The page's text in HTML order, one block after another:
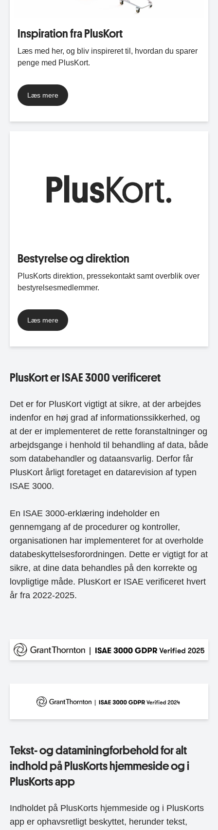
Inspiration fra PlusKort
Læs med her, og bliv inspireret til, hvordan du sparer
penge med PlusKort.
Læs mere
Bestyrelse og direktion
PlusKorts direktion, pressekontakt samt overblik over
bestyrelsesmedlemmer.
Læs mere
PlusKort er ISAE 3000 verificeret
Det er for PlusKort vigtigt at sikre, at der arbejdes
indenfor en høj grad af informationssikkerhed, og
at der er implementeret de rette foranstaltninger og
arbejdsgange i henhold til behandling af data, både
som databehandler og dataansvarlig. Derfor får
PlusKort årligt foretaget en datarevision af typen
ISAE 3000.
En ISAE 3000-erklæring indeholder en
gennemgang af de procedurer og kontroller,
organisationen har implementeret for at overholde
databeskyttelsesforordningen. Dette er vigtigt for at
sikre, at dine data behandles på den korrekte og
lovpligtige måde. PlusKort er ISAE verificeret hvert
år fra 2022-2025.
Tekst- og dataminingforbehold for alt
indhold på PlusKorts hjemmeside og i
PlusKorts app
Indholdet på PlusKorts hjemmeside og i PlusKorts
app er ophavsretligt beskyttet, herunder tekst,